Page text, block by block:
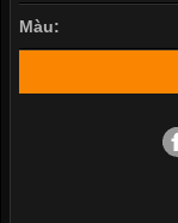
Màu: